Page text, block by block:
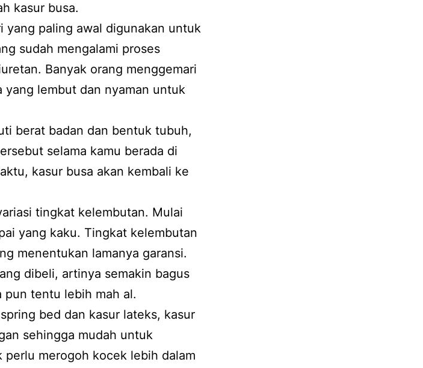
kasur busa.
yang paling awal digunakan untuk
sudah mengalami proses
Banyak orang menggemari
yang lembut dan nyaman untuk
berat badan dan bentuk tubuh,
selama kamu berada di
kasur busa akan kembali ke
tingkat kelembutan. Mulai
yang kaku. Tingkat kelembutan
menentukan lamanya garansi.
dibeli, artinya semakin bagus
pun tentu lebih mah al.
bed dan kasur lateks, kasur
sehingga mudah untuk
perlu merogoh kocek lebih dalam